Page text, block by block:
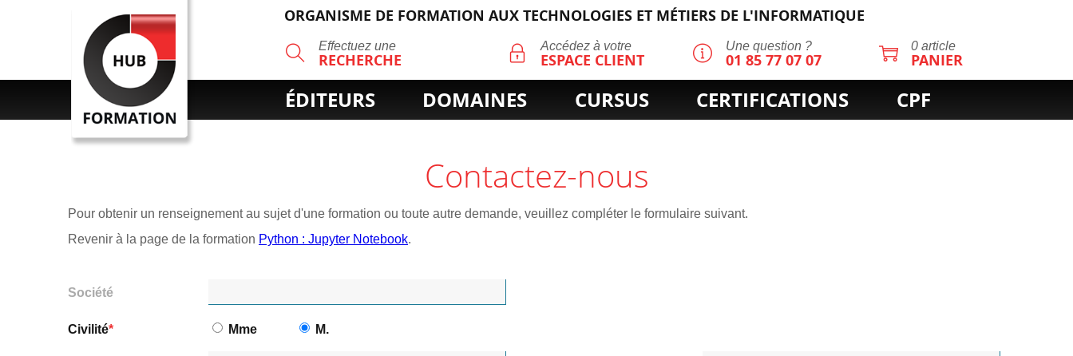
ORGANISME DE FORMATION AUX TECHNOLOGIES ET MÉTIERS DE L'INFORMATIQUE
Effectuez une
RECHERCHE
RECHERCHE Accédez à votre
ESPACE CLIENT
Une question ?
01 85 77 07 07
0 article
PANIER
ÉDITEURS DOMAINES CURSUS CERTIFICATIONS CPF
Contactez-nous
Pour obtenir un renseignement au sujet d'une formation ou toute autre demande, veuillez compléter le formulaire suivant.
Revenir à la page de la formation Python : Jupyter Notebook.
Société
Civilité Mme M.